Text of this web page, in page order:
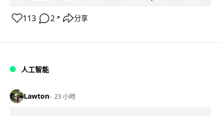
113 2 ↗ 分享
人工智能
Lawton 23 小時